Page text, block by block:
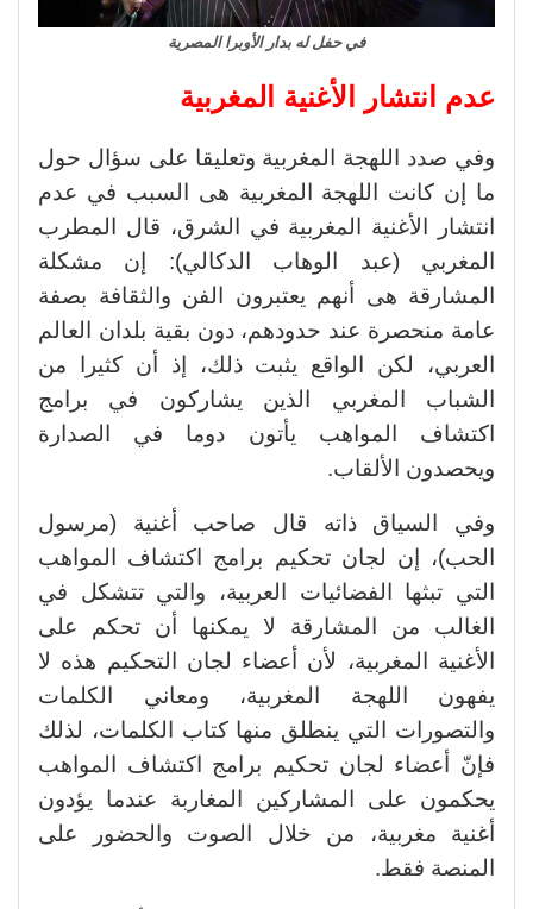
في حفل له بدار الأوبرا المصرية
عدم انتشار الأغنية المغربية
وفي صدد اللهجة المغربية وتعليقا على سؤال حول
ما إن كانت اللهجة المغربية هى السبب في عدم
انتشار الأغنية المغربية في الشرق، قال المطرب
المغربي (عبد الوهاب الدكالي): إن مشكلة
المشارقة هى أنهم يعتبرون الفن والثقافة بصفة
عامة منحصرة عند حدودهم، دون بقية بلدان العالم
العربي، لكن الواقع يثبت ذلك، إذ أن كثيرا من
الشباب المغربي الذين يشاركون في برامج
اكتشاف المواهب يأتون دوما في الصدارة
ويحصدون الألقاب.
وفي السياق ذاته قال صاحب أغنية (مرسول
الحب)، إن لجان تحكيم برامج اكتشاف المواهب
التي تبثها الفضائيات العربية، والتي تتشكل في
الغالب من المشارقة لا يمكنها أن تحكم على
الأغنية المغربية، لأن أعضاء لجان التحكيم هذه لا
يفهون اللهجة المغربية، ومعاني الكلمات
والتصورات التي ينطلق منها كتاب الكلمات، لذلك
فإنّ أعضاء لجان تحكيم برامج اكتشاف المواهب
يحكمون على المشاركين المغاربة عندما يؤدون
أغنية مغربية، من خلال الصوت والحضور على
المنصة فقط.